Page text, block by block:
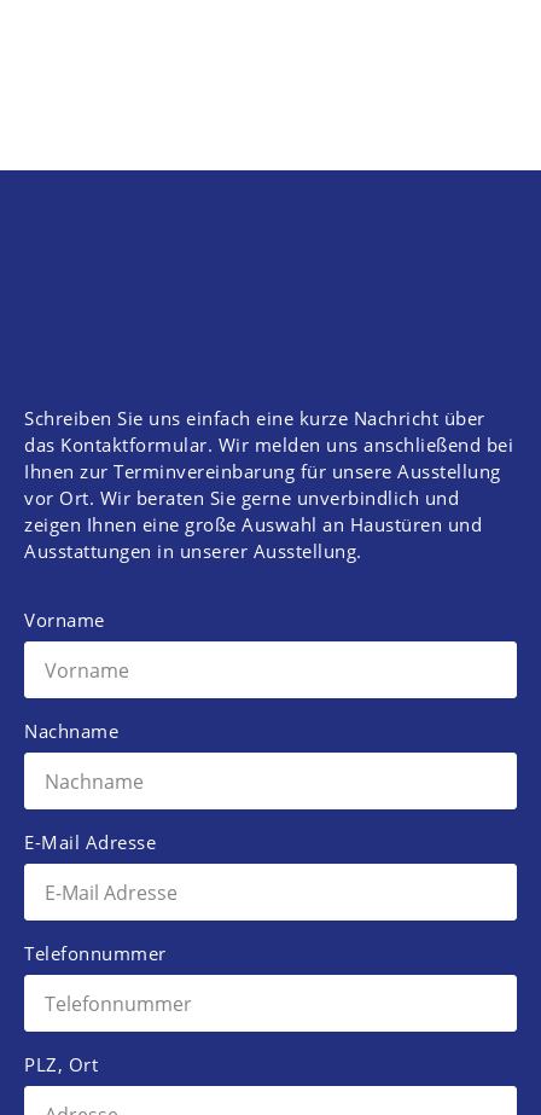
Schreiben Sie uns einfach eine kurze Nachricht über
das Kontaktformular. Wir melden uns anschließend bei
Ihnen zur Terminvereinbarung für unsere Ausstellung
vor Ort. Wir beraten Sie gerne unverbindlich und
zeigen Ihnen eine große Auswahl an Haustüren und
Ausstattungen in unserer Ausstellung.
Vorname
Nachname
E-Mail Adresse
Telefonnummer
PLZ, Ort